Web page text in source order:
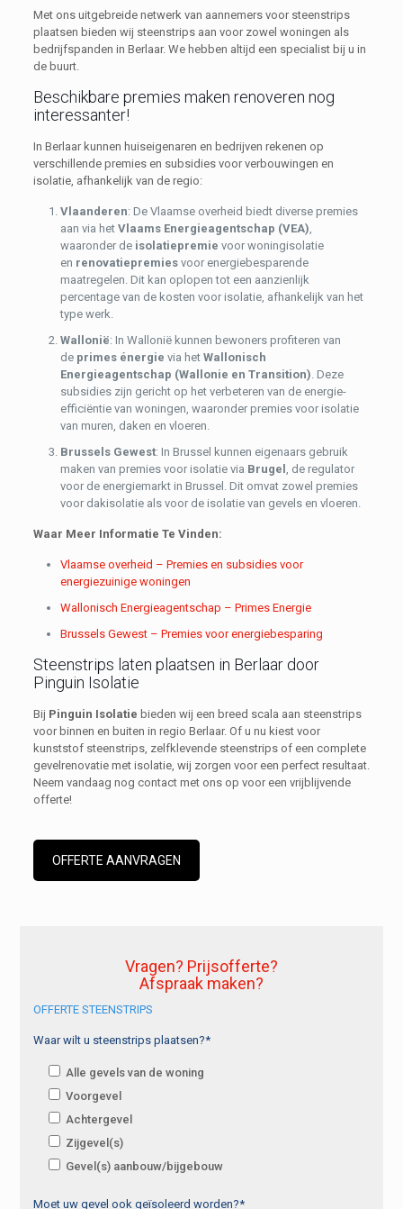
Met ons uitgebreide netwerk van aannemers voor steenstrips
plaatsen bieden wij steenstrips aan voor zowel woningen als
bedrijfspanden in Berlaar. We hebben altijd een specialist bij u in
de buurt.
Beschikbare premies maken renoveren nog
interessanter!
In Berlaar kunnen huiseigenaren en bedrijven rekenen op
verschillende premies en subsidies voor verbouwingen en
isolatie, afhankelijk van de regio:
Vlaanderen: De Vlaamse overheid biedt diverse premies
aan via het Vlaams Energieagentschap (VEA),
waaronder de isolatiepremie voor woningisolatie
en renovatiepremiesvoor energiebesparende
maatregelen. Dit kan oplopen tot een aanzienlijk
percentage van de kosten voor isolatie, afhankelijk van het
type werk.
Wallonië: In Wallonië kunnen bewoners profiteren van
de primes énergie via het Wallonisch
Energieagentschap (Wallonie en Transition). Deze
subsidies zijn gericht op het verbeteren van de energie-
efficiëntie van woningen, waaronder premies voor isolatie
van muren, daken en vloeren.
Brussels Gewest: In Brussel kunnen eigenaars gebruik
maken van premies voor isolatie via Brugel , de regulator
voor de energiemarkt in Brussel. Dit omvat zowel premies
voor dakisolatie als voor de isolatie van gevels en vloeren.
Waar Meer Informatie Te Vinden:
Vlaamse overheid – Premies en subsidies voor
energiezuinige woningen
Wallonisch Energieagentschap – Primes Energie
Brussels Gewest – Premies voor energiebesparing
Steenstrips laten plaatsen in Berlaar door
Pinguin Isolatie
Bij Pinguin Isolatie bieden wij een breed scala aan steenstrips
voor binnen en buiten in regio Berlaar. Of u nu kiest voor
kunststof steenstrips, zelfklevende steenstrips of een complete
gevelrenovatie met isolatie, wij zorgen voor een perfect resultaat.
Neem vandaag nog contact met ons op voor een vrijblijvende
offerte!
OFFERTE AANVRAGEN
Vragen? Prijsofferte?
Afspraak maken?
OFFERTE STEENSTRIPS
Waar wilt u steenstrips plaatsen?*
Alle gevels van de woning
Voorgevel
Achtergevel
Zijgevel(s)
Gevel(s) aanbouw/bijgebouw
Moet uw gevel ook geïsoleerd worden?*